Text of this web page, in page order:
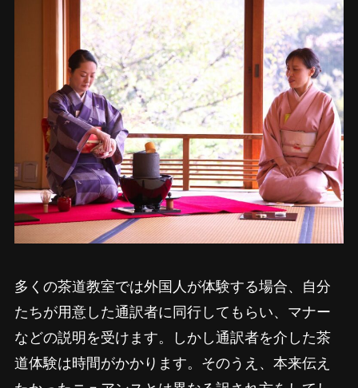
多くの茶道教室では外国人が体験する場合、自分
たちが用意した通訳者に同行してもらい、マナー
などの説明を受けます。しかし通訳者を介した茶
道体験は時間がかかります。そのうえ、本来伝え